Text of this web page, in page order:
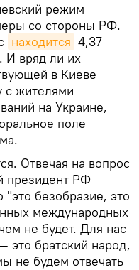
режим
со стороны РФ.
находится 4,37
И вряд ли их
в Киеве
с жителями
на Украине,
поле
Отвечая на вопрос
президент РФ
безобразие, это
международных
не будет. Для нас
это братский народ,
не будем отвечать